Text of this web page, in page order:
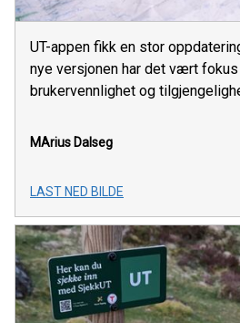
UT-appen fikk en stor
nye versjonen har det vært
brukervennlighet og
MArius Dalseg
LAST NED BILDE